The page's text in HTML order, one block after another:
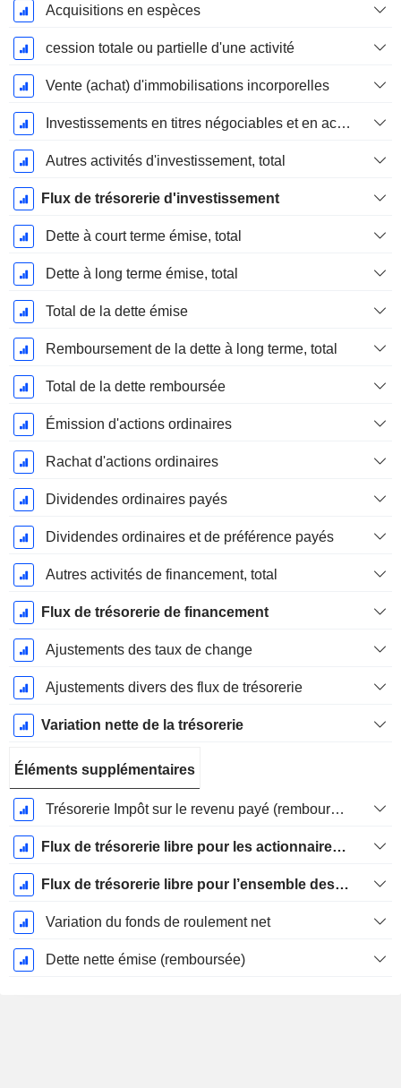
Acquisitions en espèces
cession totale ou partielle d'une activité
Vente (achat) d'immobilisations incorporelles
Investissements en titres négociables et en actions, total
Autres activités d'investissement, total
Flux de trésorerie d'investissement
Dette à court terme émise, total
Dette à long terme émise, total
Total de la dette émise
Remboursement de la dette à long terme, total
Total de la dette remboursée
Émission d'actions ordinaires
Rachat d'actions ordinaires
Dividendes ordinaires payés
Dividendes ordinaires et de préférence payés
Autres activités de financement, total
Flux de trésorerie de financement
Ajustements des taux de change
Ajustements divers des flux de trésorerie
Variation nette de la trésorerie
Éléments supplémentaires
Trésorerie Impôt sur le revenu payé (remboursement)Impôt effectivement payé (remboursé) sur l’exercice
Flux de trésorerie libre pour les actionnaires FCFE
Flux de trésorerie libre pour l’ensemble des pourvoyeurs de fonds (créanciers et actionnaires) FCFF
Variation du fonds de roulement net
Dette nette émise (remboursée)